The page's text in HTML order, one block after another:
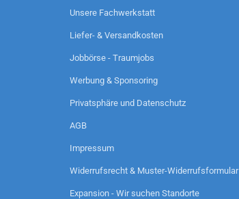
Unsere Fachwerkstatt
Liefer- & Versandkosten
Jobbörse - Traumjobs
Werbung & Sponsoring
Privatsphäre und Datenschutz
AGB
Impressum
Widerrufsrecht & Muster-Widerrufsformular
Expansion - Wir suchen Standorte